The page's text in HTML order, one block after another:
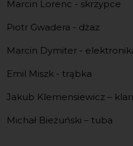
Marcin Lorenc - skrzypce
Piotr Gwadera - dżaz
Marcin Dymiter -
Emil Miszk - trąbka
Jakub Klemensiewicz –
Michał Bieżuński – tuba